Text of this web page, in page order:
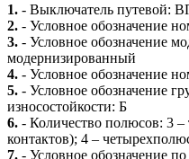
1. - Выключатель путевой:
2. - Условное обозначение
3. - Условное обозначение
модернизированный
4. - Условное обозначение
5. - Условное обозначение
износостойкости: Б
6. - Количество полюсов: 3
контактов); 4 –
7. - Условное обозначение